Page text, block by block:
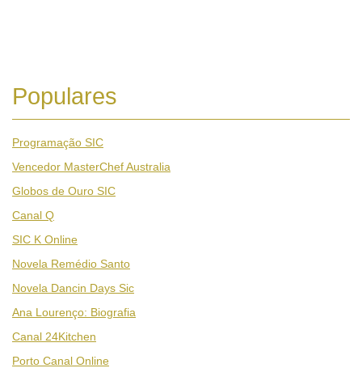
Populares
Programação SIC
Vencedor MasterChef Australia
Globos de Ouro SIC
Canal Q
SIC K Online
Novela Remédio Santo
Novela Dancin Days Sic
Ana Lourenço: Biografia
Canal 24Kitchen
Porto Canal Online